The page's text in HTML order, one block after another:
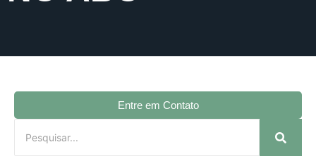
Entre em Contato